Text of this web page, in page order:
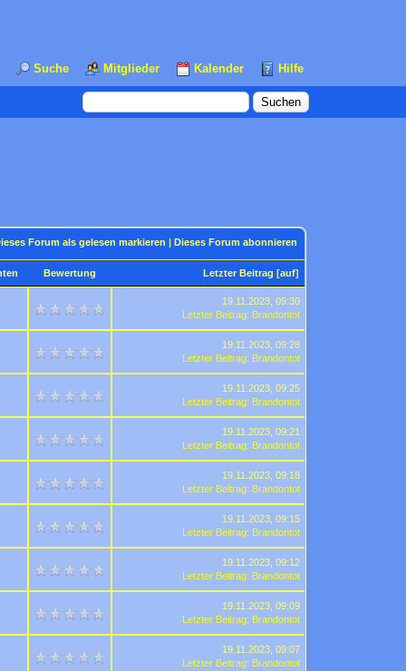
Suche Mitglieder Kalender Hilfe
Forum als gelesen markieren |Dieses Forum abonnieren
Bewertung Letzter Beitrag [auf]
19.11.2023, 09:30
Letzter Beitrag:Brandontot
19.11.2023, 09:28
Letzter Beitrag:Brandontot
19.11.2023, 09:25
Letzter Beitrag:Brandontot
19.11.2023, 09:21
Letzter Beitrag:Brandontot
19.11.2023, 09:18
Letzter Beitrag:Brandontot
19.11.2023, 09:15
Letzter Beitrag:Brandontot
19.11.2023, 09:12
Letzter Beitrag:Brandontot
19.11.2023, 09:09
Letzter Beitrag:Brandontot
19.11.2023, 09:07
Letzter Beitrag:Brandontot